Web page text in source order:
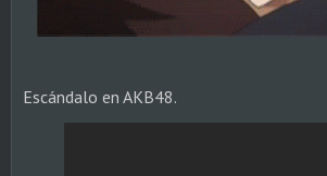
Escándalo en AKB48.